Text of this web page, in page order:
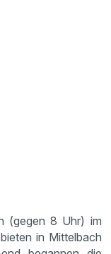
(gegen 8 Uhr) im
in Mittelbach